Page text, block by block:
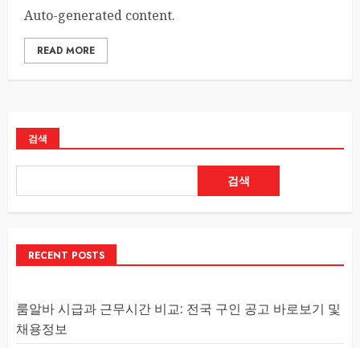
Auto-generated content.
READ MORE
검색
검색
RECENT POSTS
룸알바 시급과 근무시간 비교: 전국 구인 공고 바로보기 및
채용정보